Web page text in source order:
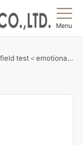
Menu
/ activity＞オープンフィールド実験装置＜情動性・活動性＞